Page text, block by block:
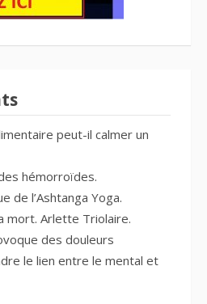
peut-il calmer un
hémorroïdes.
de l’Ashtanga Yoga.
mort. Arlette Triolaire.
des douleurs
le lien entre le mental et